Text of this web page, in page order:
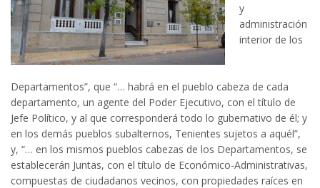
y
administración
interior de los
Departamentos”, que “… habrá en el pueblo cabeza de cada
departamento, un agente del Poder Ejecutivo, con el título de
Jefe Político, y al que corresponderá todo lo gubernativo de él; y
en los demás pueblos subalternos, Tenientes sujetos a aquél”,
y, “… en los mismos pueblos cabezas de los Departamentos, se
establecerán Juntas, con el título de Económico-Administrativas,
compuestas de ciudadanos vecinos, con propiedades raíces en